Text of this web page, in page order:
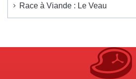
Race à Viande : Le Veau